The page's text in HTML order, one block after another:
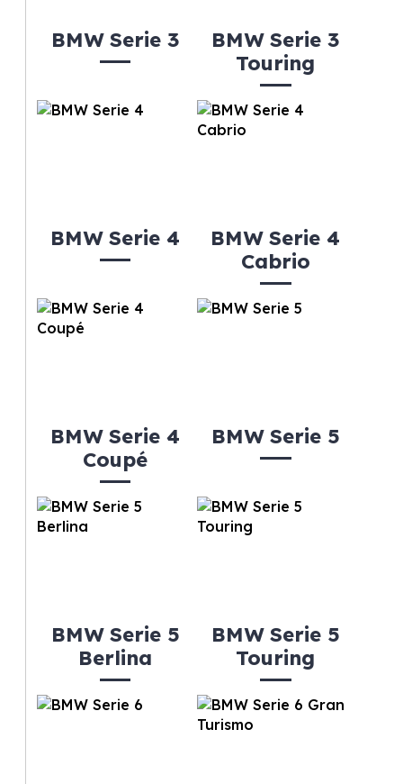
BMW Serie 3
BMW Serie 3
Touring
BMW Serie 4
BMW Serie 4
Cabrio
BMW Serie 4
Coupé
BMW Serie 5
BMW Serie 5
Berlina
BMW Serie 5
Touring